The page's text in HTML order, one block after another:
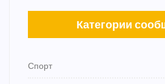
Категории
Спорт